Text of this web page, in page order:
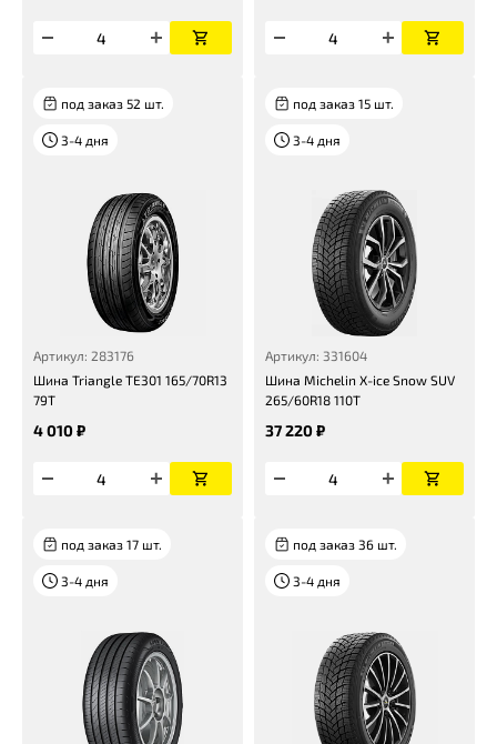
под заказ 52 шт.
3-4 дня
Артикул: 283176
Шина Triangle TE301 165/70R13
79T
4 010 ₽
под заказ 15 шт.
3-4 дня
Артикул: 331604
Шина Michelin X-ice Snow SUV
265/60R18 110T
37 220 ₽
под заказ 17 шт.
3-4 дня
под заказ 36 шт.
3-4 дня